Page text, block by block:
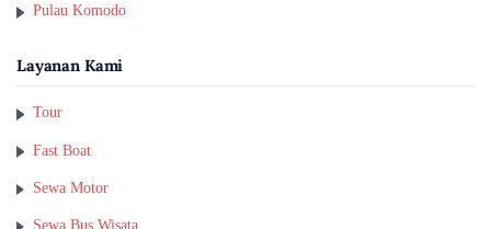
Pulau Komodo
Layanan Kami
Tour
Fast Boat
Sewa Motor
Sewa Bus Wisata